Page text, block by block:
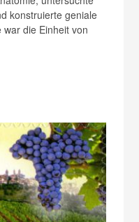
konstruierte geniale
die Einheit von